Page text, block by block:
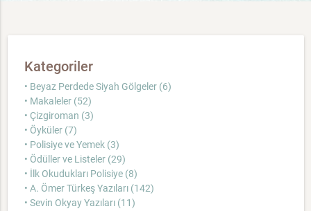
Kategoriler
• Beyaz Perdede Siyah Gölgeler (6)
• Makaleler (52)
• Çizgiroman (3)
• Öyküler (7)
• Polisiye ve Yemek (3)
• Ödüller ve Listeler (29)
• İlk Okudukları Polisiye (8)
• A. Ömer Türkeş Yazıları (142)
• Sevin Okyay Yazıları (11)